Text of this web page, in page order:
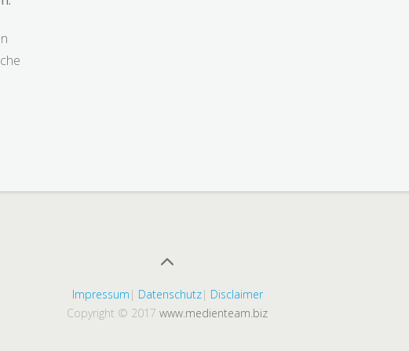
Impressum | Datenschutz| Disclaimer
Copyright © 2017 www.medienteam.biz